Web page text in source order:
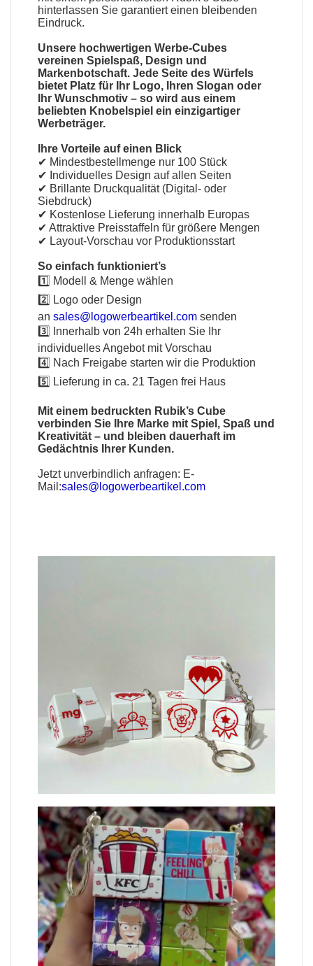
hinterlassen Sie garantiert einen bleibenden
Eindruck.
Unsere hochwertigen Werbe-Cubes
vereinen Spielspaß, Design und
Markenbotschaft. Jede Seite des Würfels
bietet Platz für Ihr Logo, Ihren Slogan oder
Ihr Wunschmotiv – so wird aus einem
beliebten Knobelspiel ein einzigartiger
Werbeträger.
Ihre Vorteile auf einen Blick
✔ Mindestbestellmenge nur 100 Stück
✔ Individuelles Design auf allen Seiten
✔ Brillante Druckqualität (Digital- oder
Siebdruck)
✔ Kostenlose Lieferung innerhalb Europas
✔ Attraktive Preisstaffeln für größere Mengen
✔ Layout-Vorschau vor Produktionsstart
So einfach funktioniert’s
1️⃣ Modell & Menge wählen
2️⃣ Logo oder Design
ansales@logowerbeartikel.com senden
3️⃣ Innerhalb von 24h erhalten Sie Ihr
individuelles Angebot mit Vorschau
4️⃣ Nach Freigabe starten wir die Produktion
5️⃣ Lieferung in ca. 21 Tagen frei Haus
Mit einem bedruckten Rubik’s Cube
verbinden Sie Ihre Marke mit Spiel, Spaß und
Kreativität – und bleiben dauerhaft im
Gedächtnis Ihrer Kunden.
Jetzt unverbindlich anfragen: E-
Mail:sales@logowerbeartikel.com